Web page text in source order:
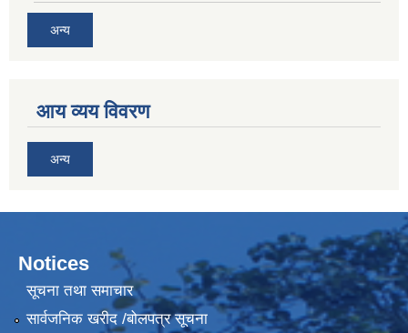
अन्य
आय व्यय विवरण
अन्य
Notices
सूचना तथा समाचार
सार्वजनिक खरीद /बोलपत्र सूचना